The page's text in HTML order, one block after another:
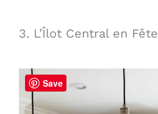
3. L’Îlot Central en Fête
Save